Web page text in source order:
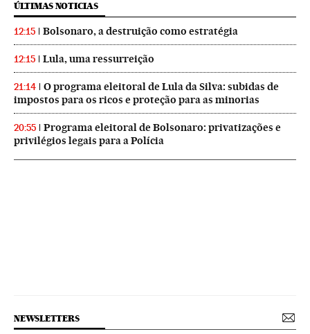
ÚLTIMAS NOTICIAS
12:15 Bolsonaro, a destruição como estratégia
12:15 Lula, uma ressurreição
21:14
O programa eleitoral de Lula da Silva: subidas de
impostos para os ricos e proteção para as minorias
20:55
Programa eleitoral de Bolsonaro: privatizações e
privilégios legais para a Polícia
NEWSLETTERS